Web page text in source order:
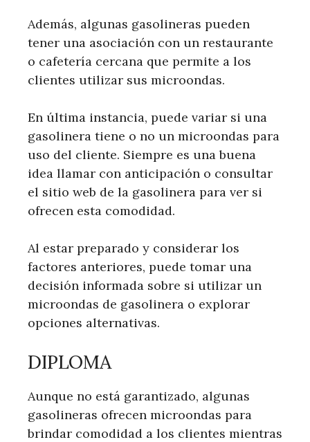
Además, algunas gasolineras pueden
tener una asociación con un restaurante
o cafetería cercana que permite a los
clientes utilizar sus microondas.
En última instancia, puede variar si una
gasolinera tiene o no un microondas para
uso del cliente. Siempre es una buena
idea llamar con anticipación o consultar
el sitio web de la gasolinera para ver si
ofrecen esta comodidad.
Al estar preparado y considerar los
factores anteriores, puede tomar una
decisión informada sobre si utilizar un
microondas de gasolinera o explorar
opciones alternativas.
DIPLOMA
Aunque no está garantizado, algunas
gasolineras ofrecen microondas para
brindar comodidad a los clientes mientras